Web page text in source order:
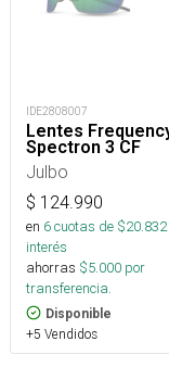
IDE2808007
Lentes
Spectron 3 CF
Julbo
$ 124.990
en 6cuotas de $20.832
interés
ahorras $5.000 por
transferencia.
Disponible
+5 Vendidos